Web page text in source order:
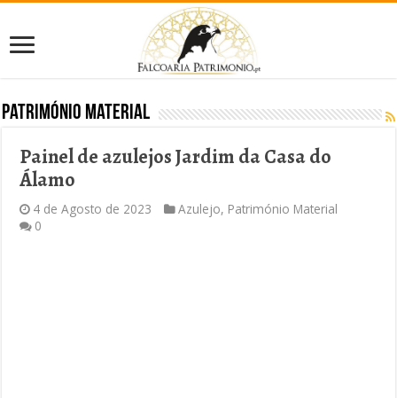
Património Material
Painel de azulejos Jardim da Casa do
Álamo
4 de Agosto de 2023 Azulejo, Património Material
0